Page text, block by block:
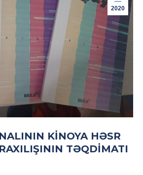
2020
KINOYA HƏSR
TƏQDIMATI